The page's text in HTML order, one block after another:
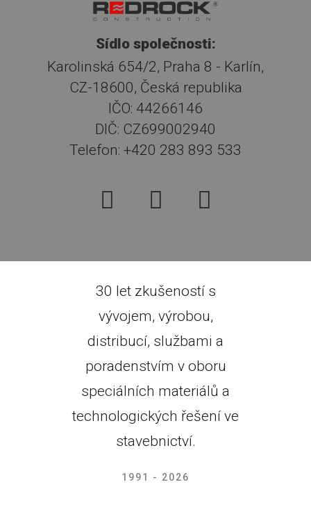
Sídlo společnosti:
Karolinská 654/2, Praha 8 - Karlín,
CZ-18600, Česká republika
IČO: 44266146
DIČ: CZ699002940
Telefon: +420 283 893 533
30 let zkušeností s
vývojem, výrobou,
distribucí, službami a
poradenstvím v oboru
speciálních materiálů a
technologických řešení ve
stavebnictví.
1991 - 2026